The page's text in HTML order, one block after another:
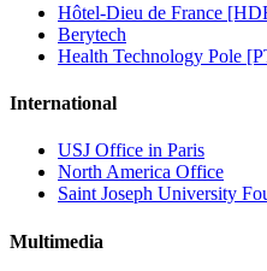
Hôtel-Dieu de France
Berytech
Health Technology Pole
International
USJ Office in Paris
North America Office
Saint Joseph University
Multimedia